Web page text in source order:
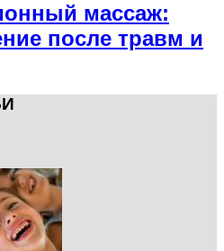
массаж:
после травм и